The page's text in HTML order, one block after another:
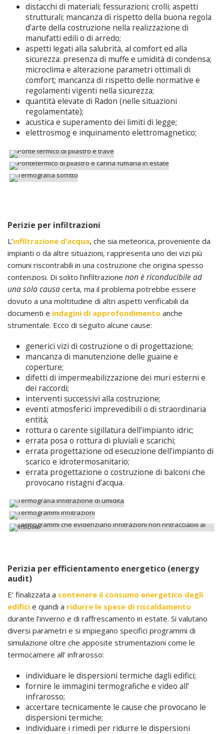
distacchi di materiali; fessurazioni; crolli; aspetti
strutturali; mancanza di rispetto della buona regola
d’arte della costruzione nella realizzazione di
manufatti edili o di arredo;
aspetti legati alla salubrità, al comfort ed alla
sicurezza: presenza di muffe e umidità di condensa;
microclima e alterazione parametri ottimali di
comfort; mancanza di rispetto delle normative e
regolamenti vigenti nella sicurezza;
quantità elevate di Radon (nelle situazioni
regolamentate);
acustica e superamento dei limiti di legge;
elettrosmog e inquinamento elettromagnetico;
Perizie per infiltrazioni
L’infiltrazione d’acqua, che sia meteorica, proveniente da
impianti o da altre situazioni, rappresenta uno dei vizi più
comuni riscontrabili in una costruzione che origina spesso
contenziosi. Di solito l’infiltrazione non è riconducibile ad
una sola causa certa, ma il problema potrebbe essere
dovuto a una moltitudine di altri aspetti verificabili da
documenti e indagini di approfondimento anche
strumentale. Ecco di seguito alcune cause:
generici vizi di costruzione o di progettazione;
mancanza di manutenzione delle guaine e
coperture;
difetti di impermeabilizzazione dei muri esterni e
dei raccordi;
interventi successivi alla costruzione;
eventi atmosferici imprevedibili o di straordinaria
entità;
rottura o carente sigillatura dell’impianto idric;
errata posa o rottura di pluviali e scarichi;
errata progettazione od esecuzione dell’impianto di
scarico e idrotermosanitario;
errata progettazione o costruzione di balconi che
provocano ristagni d’acqua.
Perizia per efficientamento energetico (energy
audit)
E’ finalizzata a contenere il consumo energetico degli
edifici e quindi a ridurre le spese di riscaldamento
durante l’inverno e di raffrescamento in estate. Si valutano
diversi parametri e si impiegano specifici programmi di
simulazione oltre che apposite strumentazioni come le
termocamere all’ infrarosso:
individuare le dispersioni termiche dagli edifici;
fornire le immagini termografiche e video all’
infrarosso;
accertare tecnicamente le cause che provocano le
dispersioni termiche;
individuare i rimedi per ridurre le dispersioni